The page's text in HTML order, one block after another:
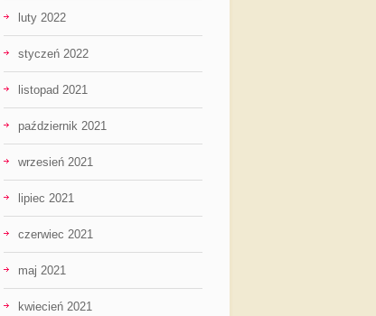
luty 2022
styczeń 2022
listopad 2021
październik 2021
wrzesień 2021
lipiec 2021
czerwiec 2021
maj 2021
kwiecień 2021